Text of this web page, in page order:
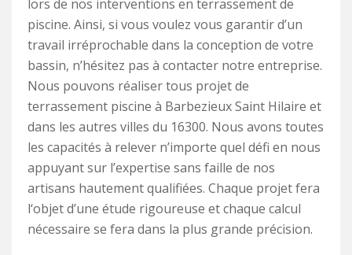
lors de nos interventions en terrassement de
piscine. Ainsi, si vous voulez vous garantir d’un
travail irréprochable dans la conception de votre
bassin, n’hésitez pas à contacter notre entreprise.
Nous pouvons réaliser tous projet de
terrassement piscine à Barbezieux Saint Hilaire et
dans les autres villes du 16300. Nous avons toutes
les capacités à relever n’importe quel défi en nous
appuyant sur l’expertise sans faille de nos
artisans hautement qualifiées. Chaque projet fera
l‘objet d’une étude rigoureuse et chaque calcul
nécessaire se fera dans la plus grande précision.